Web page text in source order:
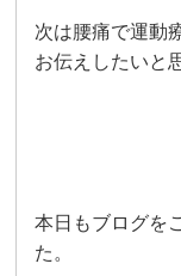
次は腰痛で運動
お伝えしたいと
本日もブログを
た。